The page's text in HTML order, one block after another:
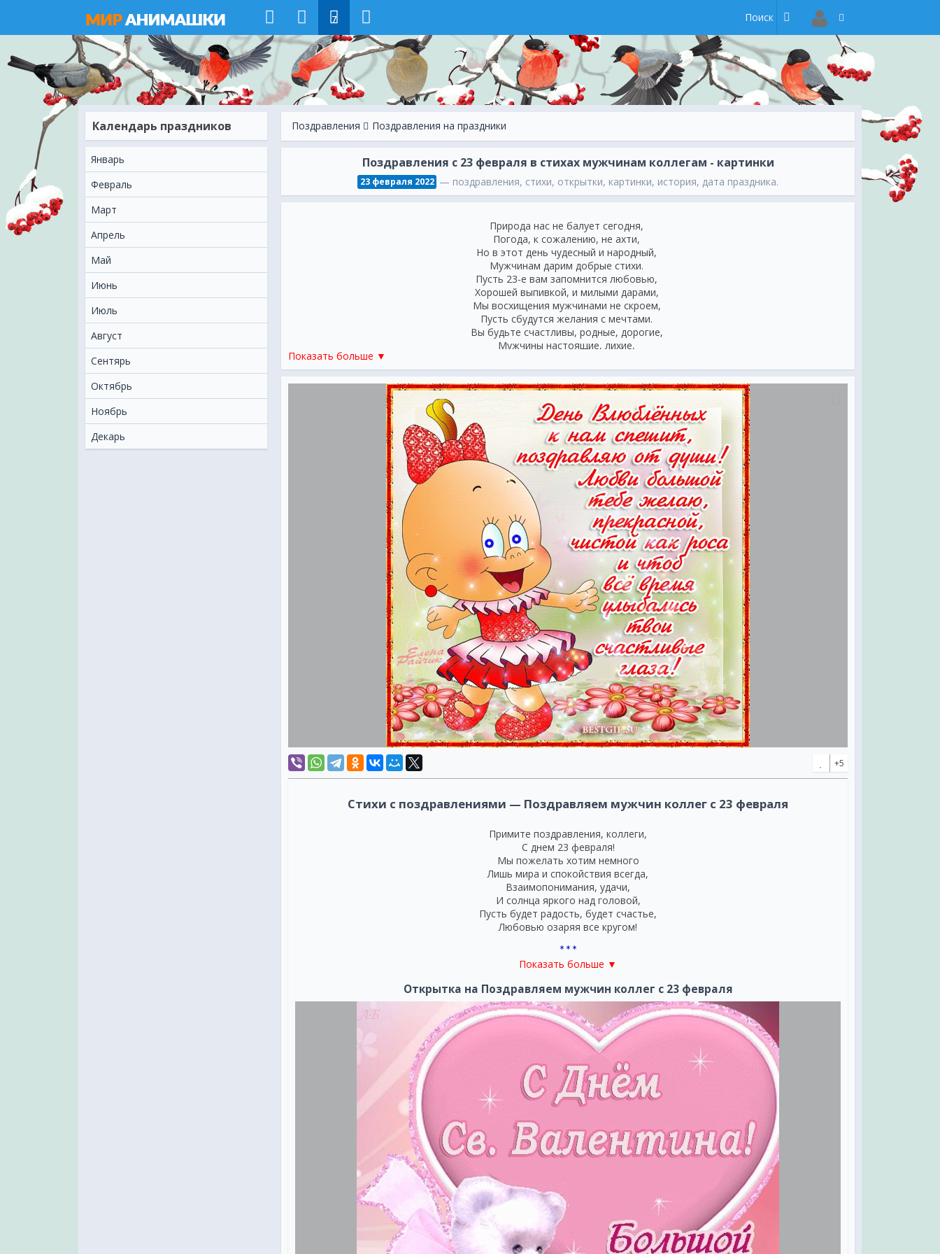
7
Календарь праздников
Январь
Февраль
Март
Апрель
Май
Июнь
Июль
Август
Сентярь
Октябрь
Ноябрь
Декарь
Поздравления Поздравления на праздники
Поздравления с 23 февраля в стихах мужчинам коллегам - картинки
23 февраля 2022 — поздравления, стихи, открытки, картинки, история, дата праздника.
Природа нас не балует сегодня,
Погода, к сожалению, не ахти,
Но в этот день чудесный и народный,
Мужчинам дарим добрые стихи.
Пусть 23-е вам запомнится любовью,
Хорошей выпивкой, и милыми дарами,
Мы восхищения мужчинами не скроем,
Пусть сбудутся желания с мечтами.
Вы будьте счастливы, родные, дорогие,
Мужчины настоящие, лихие,
Пусть в жизни меньше будет глупых ссор,
Вы нам почаще только комплименты,
Дарите, бриллианты и цветы,
Тогда волшебными мы сделаем моменты,
Всей жизни вашей, полной красоты!
Вы можете не бриться, и повсюду,
Бросать носки, трусишки и штаны,
И мойте лишь раз в год вы всю посуду,
Мы все равно в вас будем влюблены!
Как хорошо, что раз в году
Есть праздник сильных и отважных
Красивых, гордых и бесстрашных
О вас, мужчины говорю
От женщин всех вас поздравляю
С февральским мужественным днём
Показать больше ▼
+5
Стихи с поздравлениями — Поздравляем мужчин коллег с 23 февраля
Примите поздравления, коллеги,
С днем 23 февраля!
Мы пожелать хотим немного
Лишь мира и спокойствия всегда,
Взаимопонимания, удачи,
И солнца яркого над головой,
Пусть будет радость, будет счастье,
Любовью озаряя все кругом!
***
С 23 Февраля,
Счастья, мира пожелаем,
Быть по жизни у руля.
Пусть не сбудутся печали,
Пусть в душе покой и мир,
Страстной вам любви ночами,
Жизни сладкой как зефир.
***
Мы сегодня поздравляем
С 23 Февраля.
Пусть вас жёны обожают,
Силы, мужества, отваги
Вам совсем не занимать.
Счастья от души желаем,
Жить легко, проблем не знать.
Показать больше ▼
Открытка на Поздравляем мужчин коллег с 23 февраля